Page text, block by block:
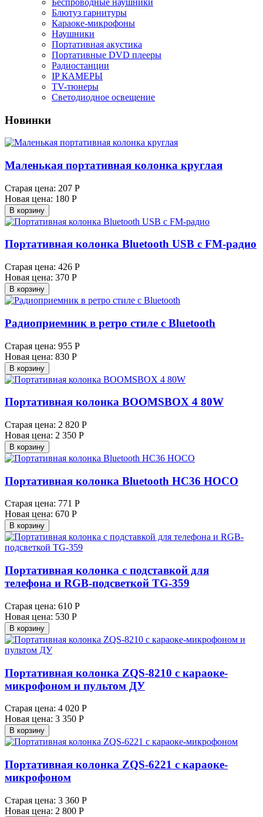
Блютуз гарнитуры
Караоке-микрофоны
Наушники
Портативная акустика
Портативные DVD плееры
Радиостанции
IP КАМЕРЫ
TV-тюнеры
Светодиодное освещение
Новинки
Маленькая портативная колонка круглая
Старая цена: 207 Р
Новая цена: 180 Р
В корзину
Портативная колонка Bluetooth USB с FM-радио
Старая цена: 426 Р
Новая цена: 370 Р
В корзину
Радиоприемник в ретро стиле с Bluetooth
Старая цена: 955 Р
Новая цена: 830 Р
В корзину
Портативная колонка BOOMSBOX 4 80W
Старая цена: 2 820 Р
Новая цена: 2 350 Р
В корзину
Портативная колонка Bluetooth HC36 HOCO
Старая цена: 771 Р
Новая цена: 670 Р
В корзину
Портативная колонка с подставкой для
телефона и RGB-подсветкой TG-359
Старая цена: 610 Р
Новая цена: 530 Р
В корзину
Портативная колонка ZQS-8210 с караоке-
микрофоном и пультом ДУ
Старая цена: 4 020 Р
Новая цена: 3 350 Р
В корзину
Портативная колонка ZQS-6221 с караоке-
микрофоном
Старая цена: 3 360 Р
Новая цена: 2 800 Р